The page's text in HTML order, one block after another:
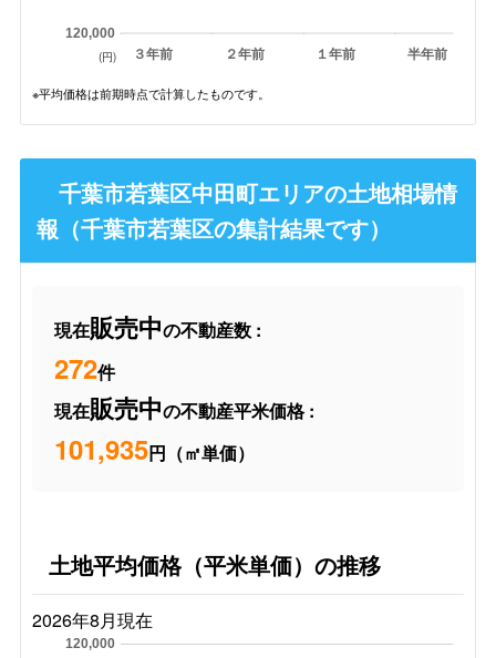
３年前 ２年前 １年前 半年前
120,000
(円)
※平均価格は前期時点で計算したものです。
千葉市若葉区中田町エリアの土地相場情
報（千葉市若葉区の集計結果です）
現在販売中の不動産数 :
272件
現在販売中の不動産平米価格 :
101,935円（㎡単価）
土地平均価格（平米単価）の推移
2026年8月現在
120,000